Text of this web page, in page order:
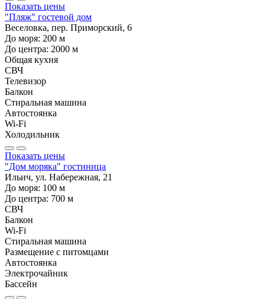
Показать цены
"Пляж" гостевой дом
Веселовка, пер. Приморский, 6
До моря: 200 м
До центра: 2000 м
Общая кухня
СВЧ
Телевизор
Балкон
Стиральная машина
Автостоянка
Wi-Fi
Холодильник
Показать цены
"Дом моряка" гостиница
Ильич, ул. Набережная, 21
До моря: 100 м
До центра: 700 м
СВЧ
Балкон
Wi-Fi
Стиральная машина
Размещение с питомцами
Автостоянка
Электрочайник
Бассейн